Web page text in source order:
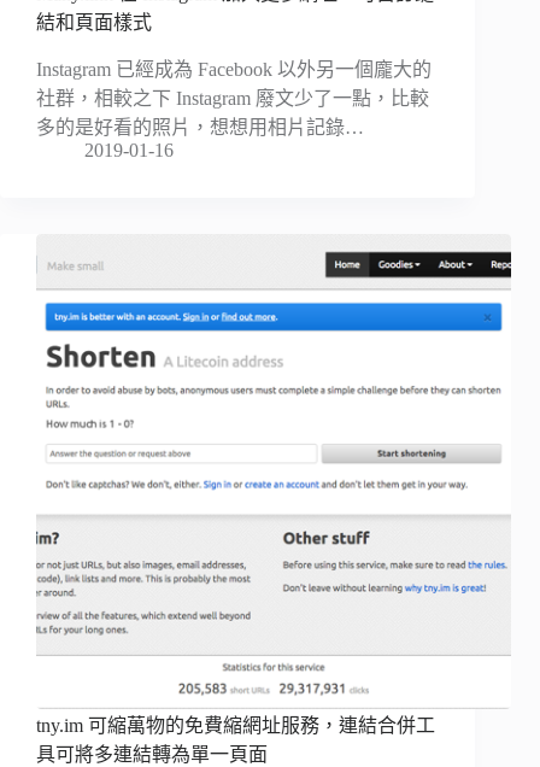
結和頁面樣式
Instagram 已經成為 Facebook 以外另一個龐大的
社群，相較之下 Instagram 廢文少了一點，比較
多的是好看的照片，想想用相片記錄…
2019-01-16
tny.im 可縮萬物的免費縮網址服務，連結合併工
具可將多連結轉為單一頁面